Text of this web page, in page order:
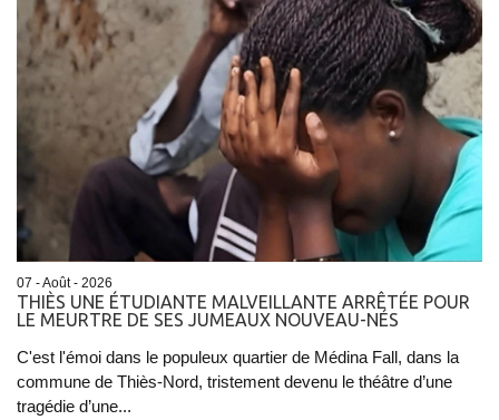
07 - Août - 2026
THIÈS UNE ÉTUDIANTE MALVEILLANTE ARRÊTÉE POUR
LE MEURTRE DE SES JUMEAUX NOUVEAU-NÉS
C'est l'émoi dans le populeux quartier de Médina Fall, dans la
commune de Thiès-Nord, tristement devenu le théâtre d’une
tragédie d’une...